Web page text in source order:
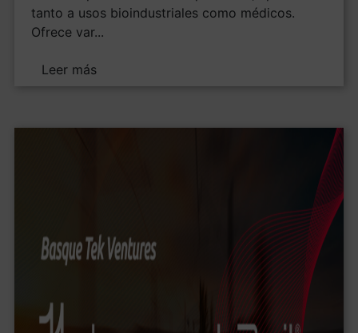
tanto a usos bioindustriales como médicos.
Ofrece var...
Leer más